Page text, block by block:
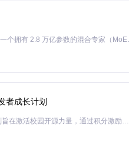
到警告:", err)
:"
未在提问中提供特定示例，Go-
Kimi K3 是Kimi能力最
者成长计划
「源启盛夏」暑期校园开发者成长计划旨在激活校园开源力量，通过积分激励、认证扶持、资源倾斜等形式，引导高校组织和开发者完成「入驻 — 建项目 — 做贡献 — 获认证 — 得资源」的完整闭环。无论你是想带领社团入驻平台的组织者，还是希望用代码贡献证明自己的开发者，都能在这里找到属于你的成长路径。